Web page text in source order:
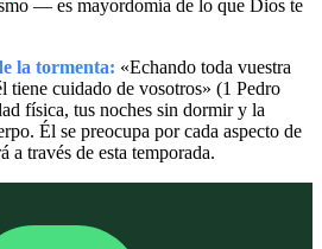
— es mayordomía de lo que Dios te
la tormenta: «Echando toda vuestra
tiene cuidado de vosotros» (1 Pedro
física, tus noches sin dormir y la
Él se preocupa por cada aspecto de
a través de esta temporada.